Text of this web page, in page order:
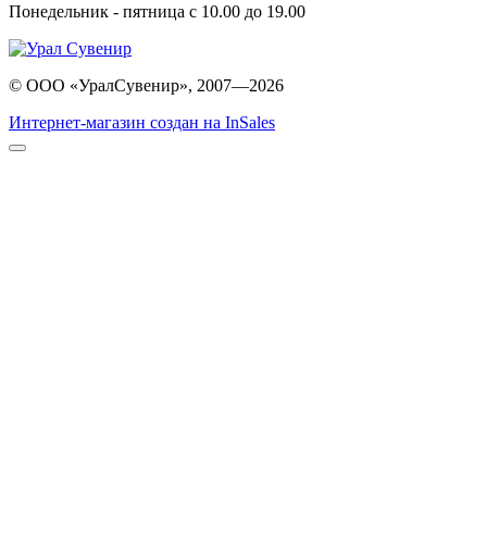
Понедельник - пятница с 10.00 до 19.00
© ООО «УралСувенир», 2007—2026
Интернет-магазин создан на InSales